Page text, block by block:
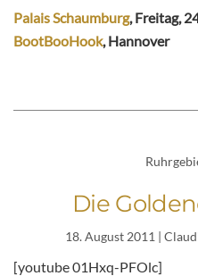
Palais Schaumburg, Freitag,
BootBooHook, Hannover
Die
18. August 2011 |
[youtube 01Hxq-PFOlc]